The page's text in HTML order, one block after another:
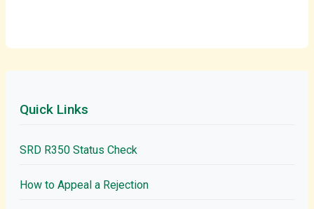
Quick Links
SRD R350 Status Check
How to Appeal a Rejection